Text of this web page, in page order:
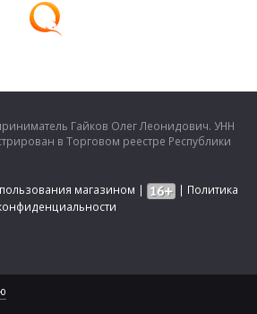
Гайков Олег Леонидович. УНН
в Торговом реестре Республики
магазином | | Политика